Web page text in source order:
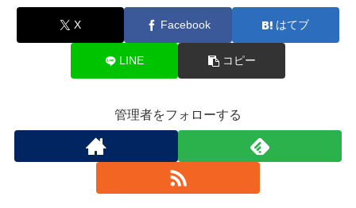
X Facebook はてブ
LINE コピー
管理者をフォローする